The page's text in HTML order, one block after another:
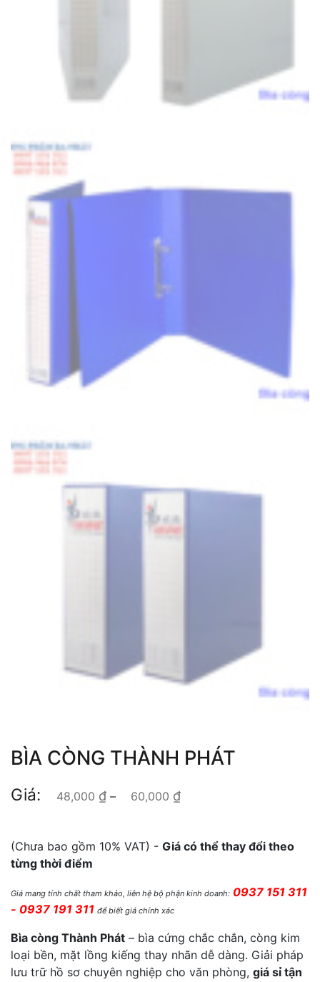
BÌA CÒNG THÀNH PHÁT
Giá: 48,000 ₫ – 60,000 ₫Khoảng giá: từ
(Chưa bao gồm 10% VAT) - Giá có thể thay đổi theo
từng thời điểm
Giá mang tính chất tham khảo, liên hệ bộ phận kinh doanh: 0937 151 311
- 0937 191 311 để biết giá chính xác
Bìa còng Thành Phát – bìa cứng chắc chắn, còng kim
loại bền, mặt lồng kiếng thay nhãn dễ dàng. Giải pháp
lưu trữ hồ sơ chuyên nghiệp cho văn phòng, giá sỉ tận